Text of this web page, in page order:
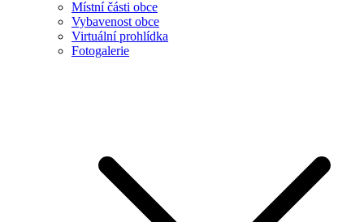
Místní části obce
Vybavenost obce
Virtuální prohlídka
Fotogalerie